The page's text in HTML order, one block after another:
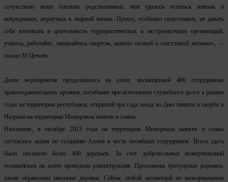
сочувствию моих близких родственников, мне удалось остаться живым и
невредимым, вернуться к мирной жизни. Прошу, особенно сверстников, не давать
себя втягивать в деятельность террористических и экстремистских организаций,
учитесь, работайте, занимайтесь спортом, живите полной и счастливой жизнью», —
сказал М.Цечоев.
Далее мероприятие продолжилось на аллее, посвящённой 400 сотрудникам
правоохранительных органов, погибшим при исполнении служебного долга в разные
годы на территории республики, открытой три года назад ко Дню памяти и скорби в
Назрани на территории Мемориала памяти и славы.
Напомним, в октябре 2013 года на территории Мемориала памяти и славы
состоялась акция по созданию Аллеи в честь погибших сотрудников. Всего здесь
было посажено более 400 деревьев. За счёт добровольных пожертвований
полицейских на аллее проведена реконструкция. Проложены тротуарные дорожки,
также обрамлены именные деревья. Сейчас любой желающий по мемориальным